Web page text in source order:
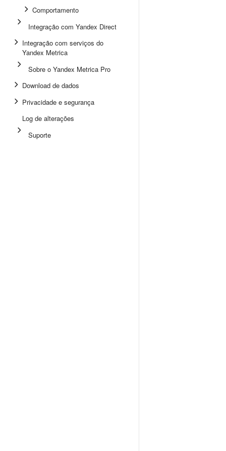
Comportamento
Integração com Yandex Direct
Integração com serviços do
Yandex Metrica
Sobre o Yandex Metrica Pro
Download de dados
Privacidade e segurança
Log de alterações
Suporte